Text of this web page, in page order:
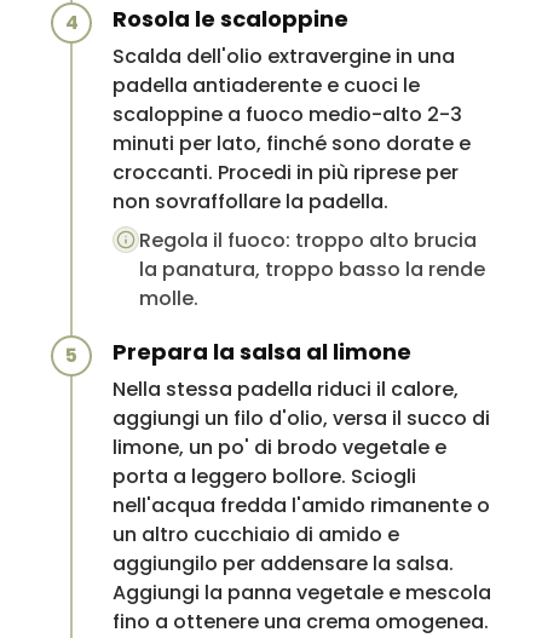
4 Rosola le scaloppine
Scalda dell'olio extravergine in una
padella antiaderente e cuoci le
scaloppine a fuoco medio-alto 2-3
minuti per lato, finché sono dorate e
croccanti. Procedi in più riprese per
non sovraffollare la padella.
Regola il fuoco: troppo alto brucia
la panatura, troppo basso la rende
molle.
5 Prepara la salsa al limone
Nella stessa padella riduci il calore,
aggiungi un filo d'olio, versa il succo di
limone, un po' di brodo vegetale e
porta a leggero bollore. Sciogli
nell'acqua fredda l'amido rimanente o
un altro cucchiaio di amido e
aggiungilo per addensare la salsa.
Aggiungi la panna vegetale e mescola
fino a ottenere una crema omogenea.